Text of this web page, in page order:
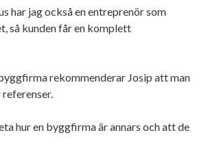
har jag också en entreprenör som
så kunden får en komplett
rekommenderar Josip att man
hur en byggfirma är annars och att de